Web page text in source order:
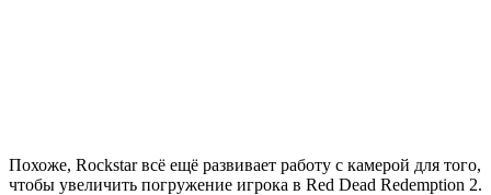
Похоже, Rockstar всё ещё развивает работу с камерой для того,
чтобы увеличить погружение игрока в Red Dead Redemption 2.